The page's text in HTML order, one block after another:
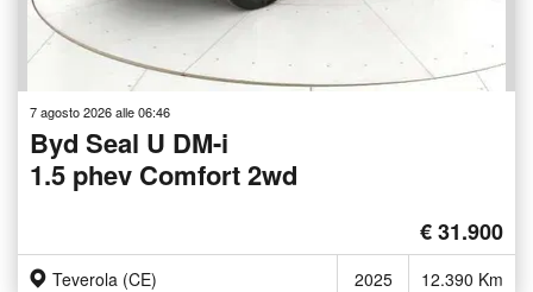
7 agosto 2026 alle 06:46
Byd Seal U DM-i
1.5 phev Comfort 2wd
€ 31.900
Teverola (CE) 2025 12.390 Km